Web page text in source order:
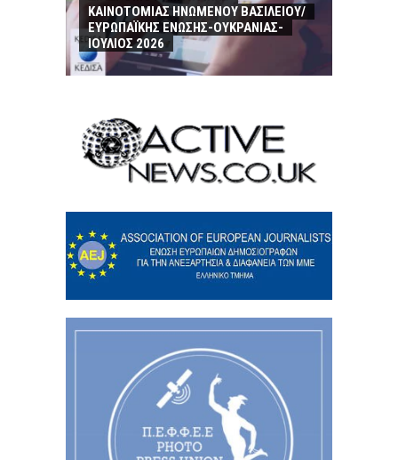
ΚΑΙΝΟΤΟΜΙΑΣ ΗΝΩΜΕΝΟΥ ΒΑΣΙΛΕΙΟΥ/
ΕΥΡΩΠΑΪΚΗΣ ΕΝΩΣΗΣ-ΟΥΚΡΑΝΙΑΣ-
ΙΟΥΛΙΟΣ 2026